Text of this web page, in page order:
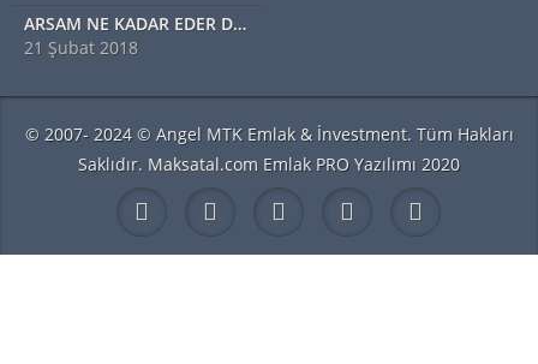
ARSAM NE KADAR EDER DİYORSANIZ EXSPER İÇİN BİZİ ARAYINIZ...!!!!!
21 Şubat 2018
© 2007- 2024 © Angel MTK Emlak & İnvestment. Tüm Hakları
Saklıdır. Maksatal.com Emlak PRO Yazılımı 2020